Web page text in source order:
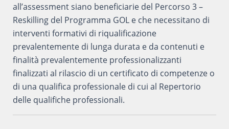
all’assessment siano beneficiarie del Percorso 3 –
Reskilling del Programma GOL e che necessitano di
interventi formativi di riqualificazione
prevalentemente di lunga durata e da contenuti e
finalità prevalentemente professionalizzanti
finalizzati al rilascio di un certificato di competenze o
di una qualifica professionale di cui al Repertorio
delle qualifiche professionali.